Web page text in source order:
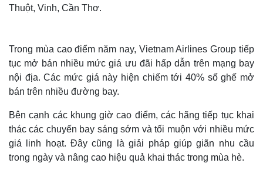
Thế giới
Quan sát
Cuộc sống đó đây
Hồ sơ
Multimedia
Video
Ảnh
E-Magazine
Thuột, Vinh, Cần Thơ.
Trong mùa cao điểm năm nay, Vietnam Airlines Group tiếp
tục mở bán nhiều mức giá ưu đãi hấp dẫn trên mạng bay
nội địa. Các mức giá này hiện chiếm tới 40% số ghế mở
bán trên nhiều đường bay.
Bên cạnh các khung giờ cao điểm, các hãng tiếp tục khai
thác các chuyến bay sáng sớm và tối muộn với nhiều mức
giá linh hoạt. Đây cũng là giải pháp giúp giãn nhu cầu
trong ngày và nâng cao hiệu quả khai thác trong mùa hè.